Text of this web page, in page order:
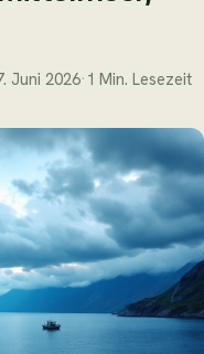
Juni 2026· 1 Min. Lesezeit